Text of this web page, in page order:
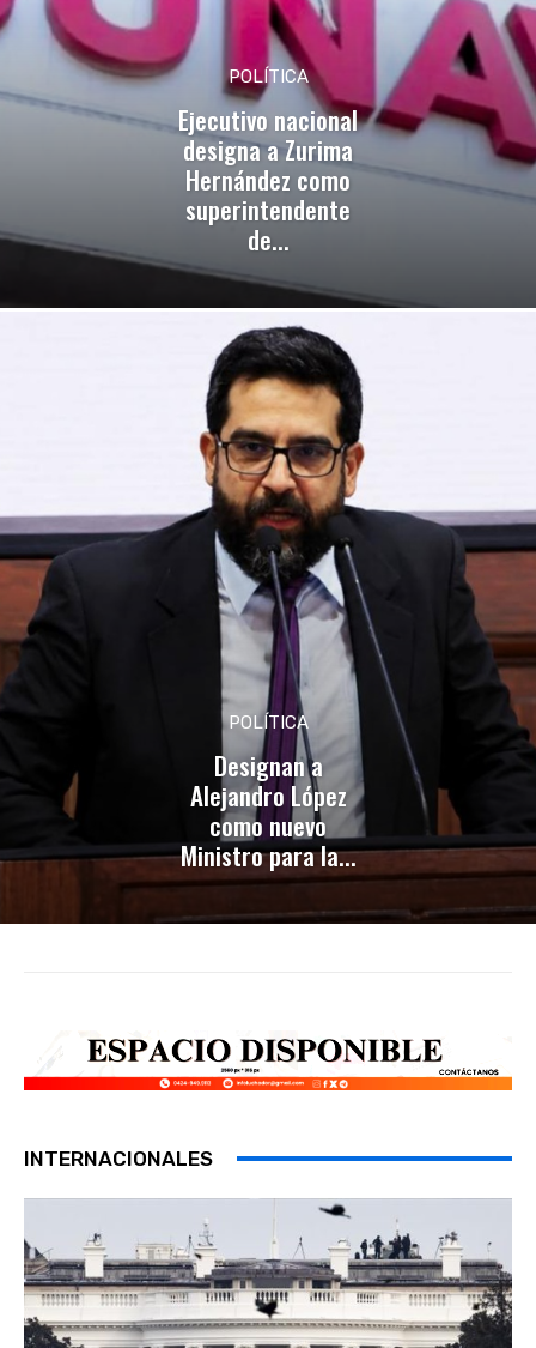
POLÍTICA
Ejecutivo nacional
designa a Zurima
Hernández como
superintendente
de...
POLÍTICA
Designan a
Alejandro López
como nuevo
Ministro para la...
INTERNACIONALES